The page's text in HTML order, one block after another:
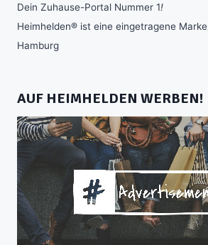
Dein Zuhause-Portal Nummer 1!
Heimhelden® ist eine eingetragene
Hamburg
AUF HEIMHELDEN WERBEN!